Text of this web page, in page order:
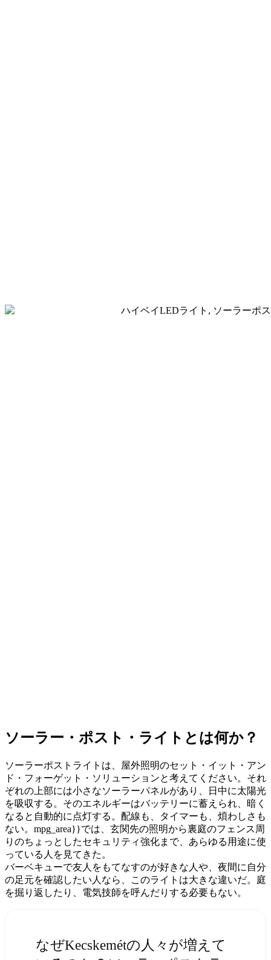
ソーラー・ポスト・ライトとは何か？
ソーラーポストライトは、屋外照明のセット・イット・アン
ド・フォーゲット・ソリューションと考えてください。それ
ぞれの上部には小さなソーラーパネルがあり、日中に太陽光
を吸収する。そのエネルギーはバッテリーに蓄えられ、暗く
なると自動的に点灯する。配線も、タイマーも、煩わしさも
ない。mpg_area}}では、玄関先の照明から裏庭のフェンス周
りのちょっとしたセキュリティ強化まで、あらゆる用途に使
っている人を見てきた。
バーベキューで友人をもてなすのが好きな人や、夜間に自分
の足元を確認したい人なら、このライトは大きな違いだ。庭
を掘り返したり、電気技師を呼んだりする必要もない。
なぜKecskemétの人々が増えて